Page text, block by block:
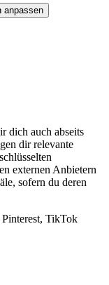
anpassen
dich auch abseits
dir relevante
externen Anbietern
sofern du deren
TikTok